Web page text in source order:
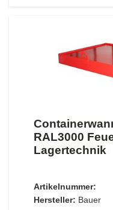
RAL3000
Lagertechnik
Artikelnummer:
Hersteller: Bauer